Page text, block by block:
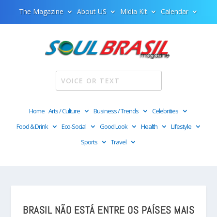
The Magazine About US Midia Kit Calendar
Home Arts / Culture Business / Trends
Celebrities
Food & Drink
Eco-Social Good Look Health
Lifestyle
Sports
Travel
BRASIL NÃO ESTÁ ENTRE OS PAÍSES MAIS